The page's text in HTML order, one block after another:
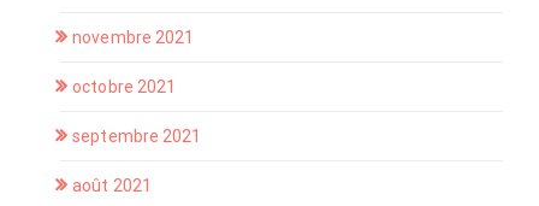
novembre 2021
octobre 2021
septembre 2021
août 2021